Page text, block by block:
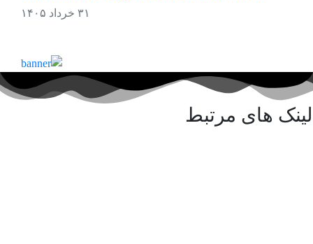
۳۱ خرداد ۱۴۰۵
لینک های مرتبط